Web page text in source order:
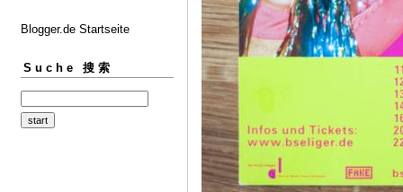
Blogger.de Startseite
Suche 搜索